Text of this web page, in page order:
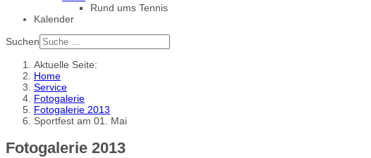
Rund ums Tennis
Kalender
Suchen
Aktuelle Seite:
Home
Service
Fotogalerie
Fotogalerie 2013
Sportfest am 01. Mai
Fotogalerie 2013